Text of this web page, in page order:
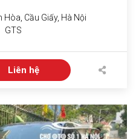
Hòa, Cầu Giấy, Hà Nội
GTS
Liên hệ